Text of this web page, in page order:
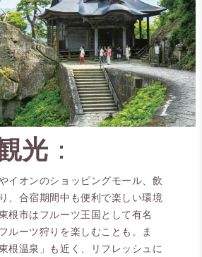
光 ：
イオンのショッピングモール、飲
、合宿期間中も便利で楽しい環境
根市はフルーツ王国として有名
ルーツ狩りを楽しむことも。ま
根温泉」も近く、リフレッシュに